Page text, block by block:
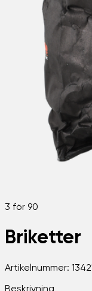
3 för 90
Briketter
Artikelnummer:
Beskrivning